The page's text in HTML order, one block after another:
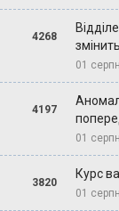
4268
01
4197
01
3820
Курс
01